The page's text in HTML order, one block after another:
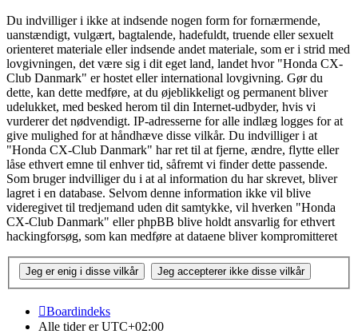
Du indvilliger i ikke at indsende nogen form for fornærmende,
uanstændigt, vulgært, bagtalende, hadefuldt, truende eller sexuelt
orienteret materiale eller indsende andet materiale, som er i strid med
lovgivningen, det være sig i dit eget land, landet hvor "Honda CX-
Club Danmark" er hostet eller international lovgivning. Gør du
dette, kan dette medføre, at du øjeblikkeligt og permanent bliver
udelukket, med besked herom til din Internet-udbyder, hvis vi
vurderer det nødvendigt. IP-adresserne for alle indlæg logges for at
give mulighed for at håndhæve disse vilkår. Du indvilliger i at
"Honda CX-Club Danmark" har ret til at fjerne, ændre, flytte eller
låse ethvert emne til enhver tid, såfremt vi finder dette passende.
Som bruger indvilliger du i at al information du har skrevet, bliver
lagret i en database. Selvom denne information ikke vil blive
videregivet til tredjemand uden dit samtykke, vil hverken "Honda
CX-Club Danmark" eller phpBB blive holdt ansvarlig for ethvert
hackingforsøg, som kan medføre at dataene bliver kompromitteret
Boardindeks
Alle tider erUTC+02:00